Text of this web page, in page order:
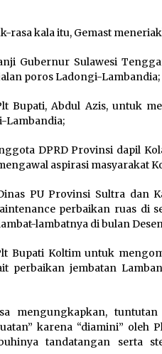
rasa kala itu, Gemast
Gubernur Sulawesi
poros Ladongi-Lambandia;
Bupati, Abdul Azis, untuk
Lambandia;
DPRD Provinsi dapil
aspirasi masyarakat
PU Provinsi Sultra dan
perbaikan ruas di
lambatnya di bulan
Bupati Koltim untuk
perbaikan jembatan
mengungkapkan,
karena “diamini” oleh
tandatangan serta